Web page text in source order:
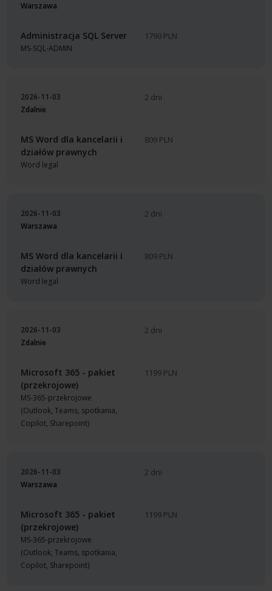
Warszawa
Administracja SQL Server
MS-SQL-ADMIN
1790 PLN
2026-11-03
Zdalnie
MS Word dla kancelarii i
działów prawnych
Word legal
2 dni
809 PLN
2026-11-03
Warszawa
MS Word dla kancelarii i
działów prawnych
Word legal
2 dni
809 PLN
2026-11-03
Zdalnie
Microsoft 365 - pakiet
(przekrojowe)
MS-365-przekrojowe
(Outlook, Teams, spotkania,
Copilot, Sharepoint)
2 dni
1199 PLN
2026-11-03
Warszawa
Microsoft 365 - pakiet
(przekrojowe)
MS-365-przekrojowe
(Outlook, Teams, spotkania,
Copilot, Sharepoint)
2 dni
1199 PLN